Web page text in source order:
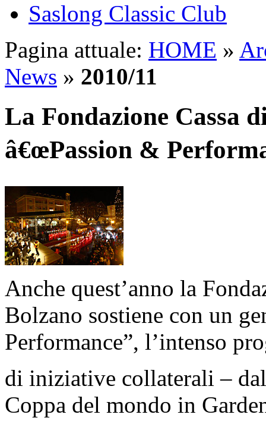
Saslong Classic Club
Pagina attuale: HOME »
News » 2010/11
La Fondazione Cassa
â€œPassion &
Anche quest’anno la
Bolzano sostiene con un
Performance”, l’intenso
di iniziative collaterali –
Coppa del mondo in